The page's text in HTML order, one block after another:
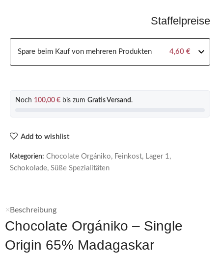
Staffelpreise
Spare beim Kauf von mehreren Produkten 4,60 €
Noch 100,00 € bis zum Gratis Versand .
Add to wishlist
Kategorien: Chocolate Orgániko, Feinkost, Lager 1,
Schokolade, Süße Spezialitäten
Beschreibung
Chocolate Orgániko – Single
Origin 65% Madagaskar